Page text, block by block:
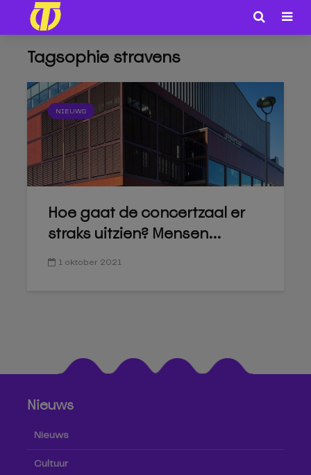
Tagsophie stravens
NIEUWS
Hoe gaat de concertzaal er
straks uitzien? Mensen...
1 oktober 2021
Nieuws
Nieuws
Cultuur